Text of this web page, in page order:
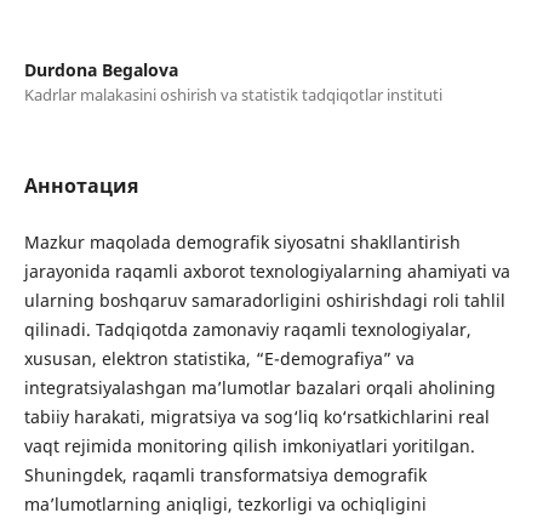
Durdona Begalova
Kadrlar malakasini oshirish va statistik tadqiqotlar instituti
Аннотация
Mazkur maqolada demografik siyosatni shakllantirish
jarayonida raqamli axborot texnologiyalarning ahamiyati va
ularning boshqaruv samaradorligini oshirishdagi roli tahlil
qilinadi. Tadqiqotda zamonaviy raqamli texnologiyalar,
xususan, elektron statistika, “E-demografiya” va
integratsiyalashgan ma’lumotlar bazalari orqali aholining
tabiiy harakati, migratsiya va sog‘liq ko‘rsatkichlarini real
vaqt rejimida monitoring qilish imkoniyatlari yoritilgan.
Shuningdek, raqamli transformatsiya demografik
ma’lumotlarning aniqligi, tezkorligi va ochiqligini